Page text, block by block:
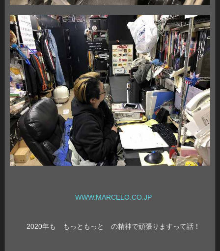
WWW.MARCELO.CO.JP
2020年も もっともっと の精神で頑張りますって話！